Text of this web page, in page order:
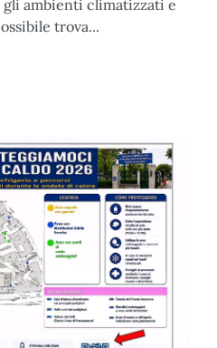
ambienti climatizzati e
trova...